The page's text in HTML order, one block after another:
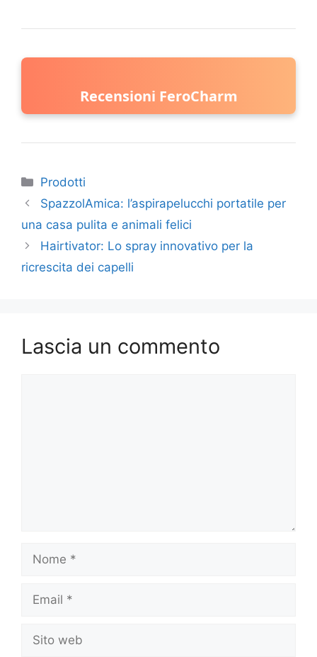
Recensioni FeroCharm
Categorie
Prodotti
SpazzolAmica: l’aspirapelucchi portatile per
una casa pulita e animali felici
Hairtivator: Lo spray innovativo per la
ricrescita dei capelli
Lascia un commento
Nome
Email
Sito
web